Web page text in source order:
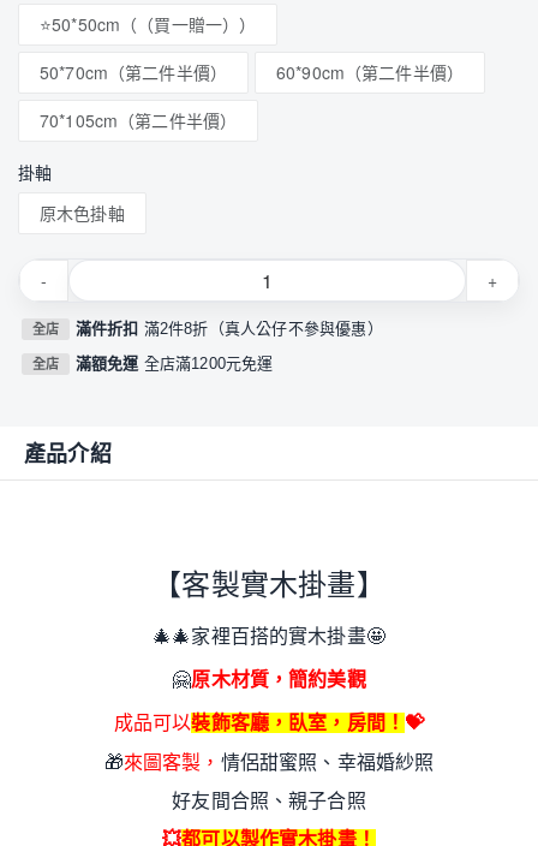
⭐50*50cm（（買一贈一））
50*70cm（第二件半價）
60*90cm（第二件半價）
70*105cm（第二件半價）
掛軸
原木色掛軸
- +
全店 滿件折扣 滿2件8折（真人公仔不參與優惠）
全店 滿額免運 全店滿1200元免運
產品介紹
【客製實木掛畫】
🎄🎄家裡百搭的實木掛畫🤩
🤗原木材質，簡約美觀
成品可以裝飾客廳，臥室，房間！ 💝
🎁來圖客製， 情侶甜蜜照、幸福婚紗照
好友間合照、親子合照
💥都可以製作實木掛畫！